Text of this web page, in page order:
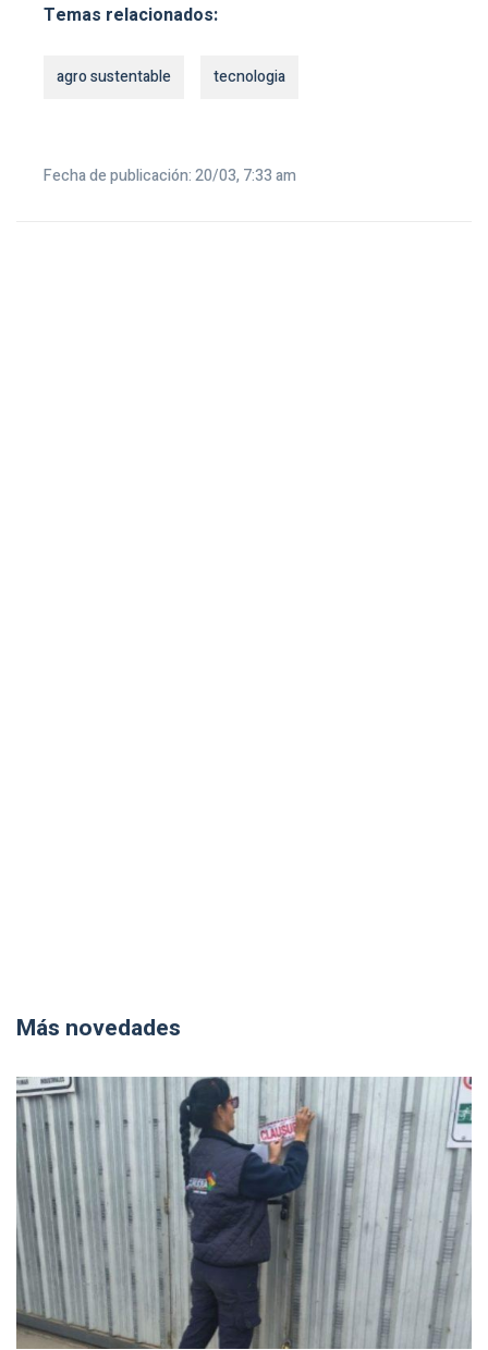
Temas relacionados:
agro sustentable tecnologia
Fecha de publicación: 20/03, 7:33 am
Más novedades